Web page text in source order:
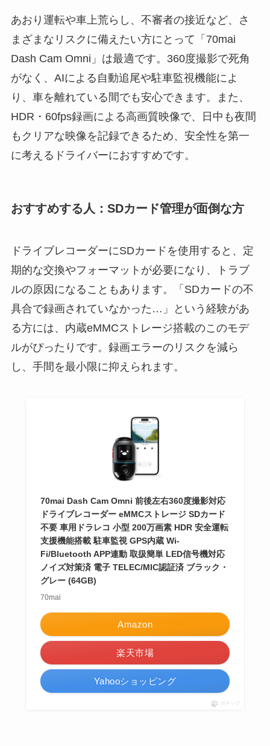
あおり運転や車上荒らし、不審者の接近など、さ
まざまなリスクに備えたい方にとって「70mai
Dash Cam Omni」は最適です。360度撮影で死角
がなく、AIによる自動追尾や駐車監視機能によ
り、車を離れている間でも安心できます。また、
HDR・60fps録画による高画質映像で、日中も夜間
もクリアな映像を記録できるため、安全性を第一
に考えるドライバーにおすすめです。
おすすめする人：SDカード管理が面倒な方
ドライブレコーダーにSDカードを使用すると、定
期的な交換やフォーマットが必要になり、トラブ
ルの原因になることもあります。「SDカードの不
具合で録画されていなかった…」という経験があ
る方には、内蔵eMMCストレージ搭載のこのモデ
ルがぴったりです。録画エラーのリスクを減ら
し、手間を最小限に抑えられます。
70mai Dash Cam Omni 前後左右360度撮影対応
ドライブレコーダー eMMCストレージ SDカード
不要 車用ドラレコ 小型 200万画素 HDR 安全運転
支援機能搭載 駐車監視 GPS内蔵 Wi-
Fi/Bluetooth APP連動 取扱簡単 LED信号機対応
ノイズ対策済 電子 TELEC/MIC認証済 ブラック・
グレー (64GB)
70mai
Amazon
楽天市場
Yahooショッピング
ポチップ